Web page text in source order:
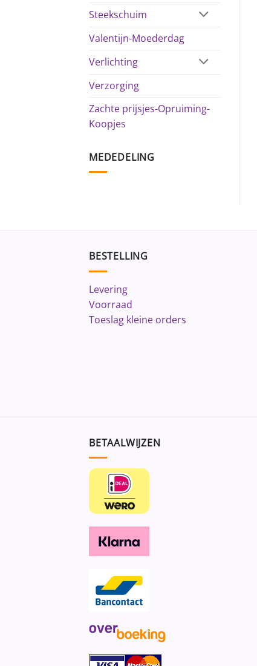
Steekschuim
Valentijn-Moederdag
Verlichting
Verzorging
Zachte prijsjes-Opruiming-
Koopjes
MEDEDELING
BESTELLING
Levering
Voorraad
Toeslag kleine orders
BETAALWIJZEN